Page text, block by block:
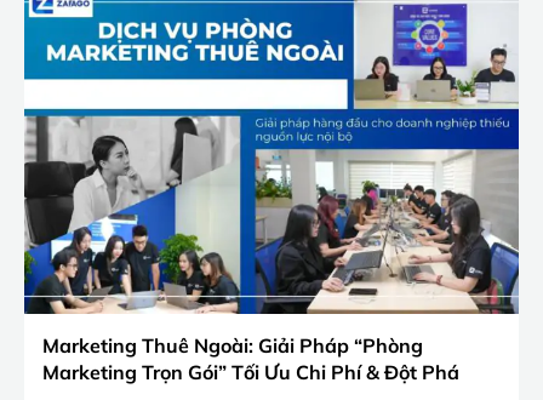
Marketing Thuê Ngoài: Giải Pháp “Phòng
Marketing Trọn Gói” Tối Ưu Chi Phí & Đột Phá